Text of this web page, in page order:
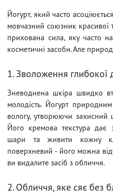
Йогурт, який часто
мовчазний союзник красивої
прихована сила, яку часто
косметичні засоби. Але
1. Зволоження глибокої
Зневоднена шкіра швидко
молодість. Йогурт
вологу, утворюючи захисний
Його кремова текстура дає
шари та живити кожну
поверхневий - його можна
ви видалите засіб з обличчя.
2. Обличчя, яке сяє без